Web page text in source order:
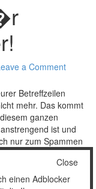
a Comment
Betreffzeilen
mehr. Das kommt
ganzen
ist und
nur zum Spammen
…[Read more…]
,Gewinnspiel,
Close
einen Adblocker